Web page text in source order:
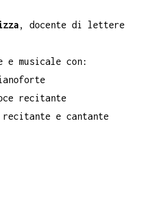
, docente di lettere
e musicale con:
recitante
recitante e cantante